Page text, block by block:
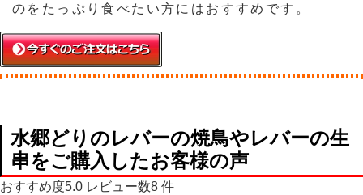
のをたっぷり食べたい方にはおすすめです。
水郷どりのレバーの焼鳥やレバーの生
串をご購入したお客様の声
おすすめ度5.0 レビュー数8 件